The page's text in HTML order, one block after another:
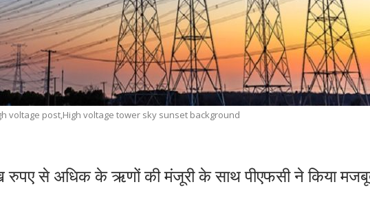
voltage post,High voltage tower sky sunset background
रुपए से अधिक के ऋणों की मंजूरी के साथ पीएफसी ने किया